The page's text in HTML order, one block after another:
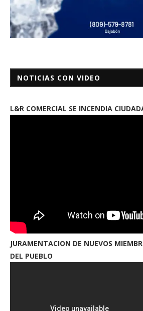
NOTICIAS CON VIDEO
L&R COMERCIAL SE INCENDIA
JURAMENTACION DE NUEVOS
DEL PUEBLO